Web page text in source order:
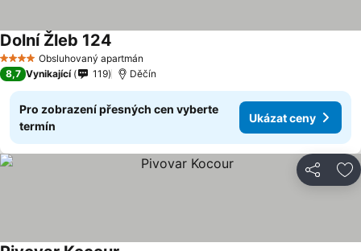
4 Počet hvězdiček
Obsluhovaný apartmán
Dolní Žleb 124
8,7 Vynikající 119 Děčín
Pro zobrazení přesných cen vyberte
termín
Ukázat ceny
Sdílet